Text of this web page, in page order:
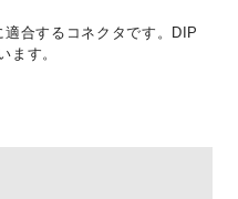
適合するコネクタです。DIP
ます。